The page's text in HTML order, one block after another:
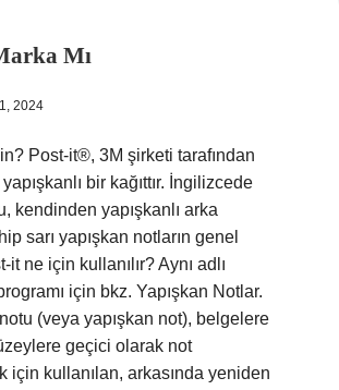
Mı
2024
Post-it®, 3M şirketi tarafından
bir kağıttır. İngilizcede
kendinden yapışkanlı arka
sarı yapışkan notların genel
it ne için kullanılır? Aynı adlı
için bkz. Yapışkan Notlar.
(veya yapışkan not), belgelere
geçici olarak not
için kullanılan, arkasında yeniden